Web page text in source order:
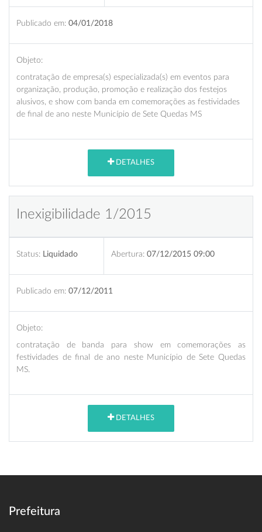
Publicado em: 04/01/2018
Objeto:
contratação de empresa(s) especializada(s) em eventos para
organização, produção, promoção e realização dos festejos
alusivos, e show com banda em comemorações as festividades
de final de ano neste Município de Sete Quedas MS
DETALHES
Inexigibilidade 1/2015
Status: Liquidado Abertura: 07/12/2015 09:00
Publicado em: 07/12/2011
Objeto:
contratação de banda para show em comemorações as
festividades de final de ano neste Município de Sete Quedas
MS.
DETALHES
Prefeitura